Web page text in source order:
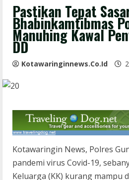
Pastikan Tepat
Bhabinkamtibmas
Manuhing Kawal
DD
Kotawaringinnews.co.id
Kotawaringin News, Polres
pandemi virus Covid-19,
Keluarga (KK) kurang mampu